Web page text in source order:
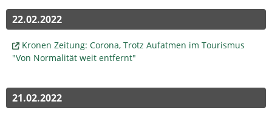
22.02.2022
Kronen Zeitung: Corona, Trotz Aufatmen im Tourismus
"Von Normalität weit entfernt"
21.02.2022